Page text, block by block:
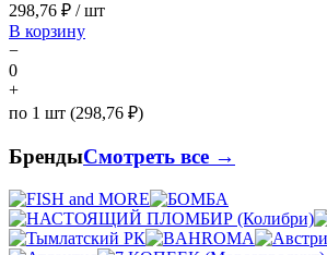
298,76 ₽ / шт
В корзину
−
0
+
по 1 шт (298,76 ₽)
БрендыСмотреть все →